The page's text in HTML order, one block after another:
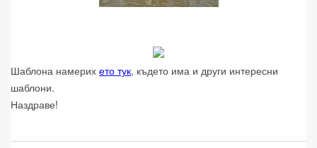
Шаблона намерих ето тук, където има и други интересни
шаблони.
Наздраве!